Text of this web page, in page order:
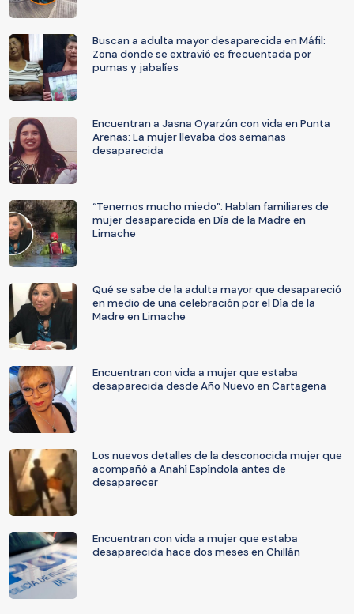
Buscan a adulta mayor desaparecida en Máfil:
Zona donde se extravió es frecuentada por
pumas y jabalíes
Encuentran a Jasna Oyarzún con vida en Punta
Arenas: La mujer llevaba dos semanas
desaparecida
“Tenemos mucho miedo”: Hablan familiares de
mujer desaparecida en Día de la Madre en
Limache
Qué se sabe de la adulta mayor que desapareció
en medio de una celebración por el Día de la
Madre en Limache
Encuentran con vida a mujer que estaba
desaparecida desde Año Nuevo en Cartagena
Los nuevos detalles de la desconocida mujer que
acompañó a Anahí Espíndola antes de
desaparecer
Encuentran con vida a mujer que estaba
desaparecida hace dos meses en Chillán